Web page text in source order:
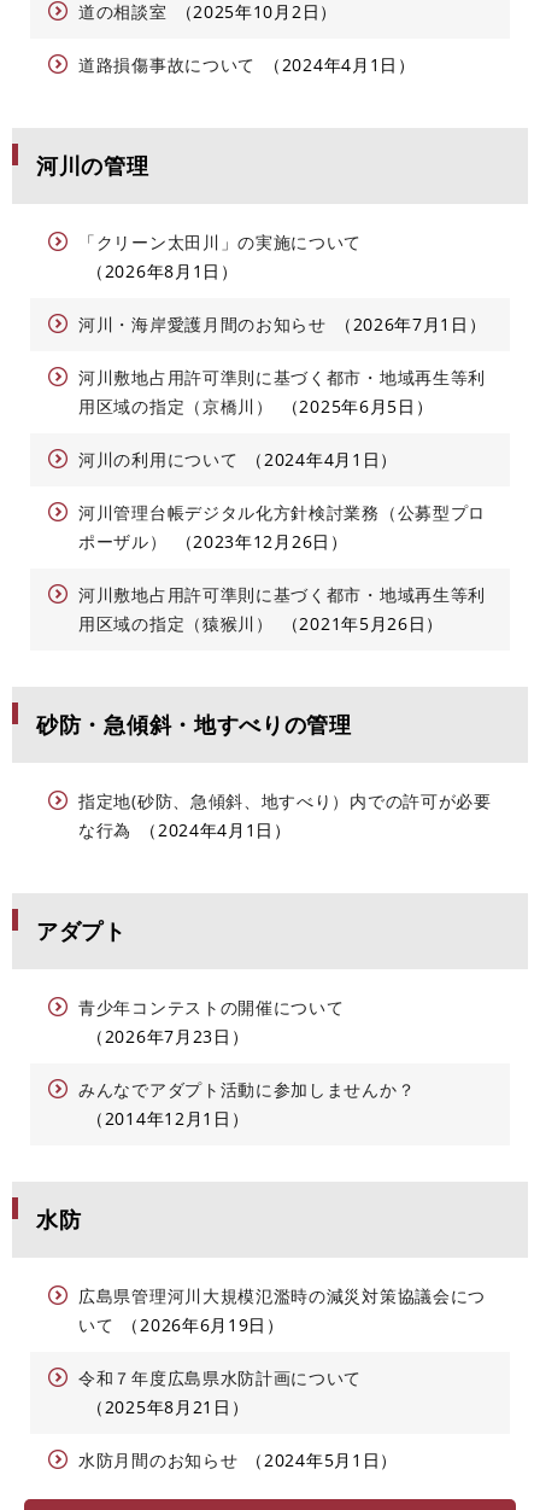
道の相談室 2025年10月2日
道路損傷事故について 2024年4月1日
河川の管理
「クリーン太田川」の実施について
2026年8月1日
河川・海岸愛護月間のお知らせ 2026年7月1日
河川敷地占用許可準則に基づく都市・地域再生等利
用区域の指定（京橋川）
2025年6月5日
河川の利用について 2024年4月1日
河川管理台帳デジタル化方針検討業務（公募型プロ
ポーザル）
2023年12月26日
河川敷地占用許可準則に基づく都市・地域再生等利
用区域の指定（猿猴川）
2021年5月26日
砂防・急傾斜・地すべりの管理
指定地(砂防、急傾斜、地すべり）内での許可が必要
な行為
2024年4月1日
アダプト
青少年コンテストの開催について
2026年7月23日
みんなでアダプト活動に参加しませんか？
2014年12月1日
水防
広島県管理河川大規模氾濫時の減災対策協議会につ
いて
2026年6月19日
令和７年度広島県水防計画について
2025年8月21日
水防月間のお知らせ 2024年5月1日